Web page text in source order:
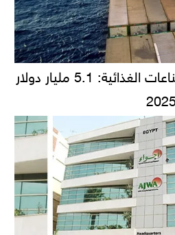
قفزة في صادرات الصناعات الغذائية: 5.1 مليار دولار